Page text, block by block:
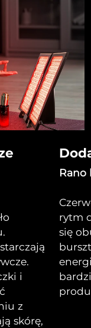
i
z
skórę,
Rano
rytm
się